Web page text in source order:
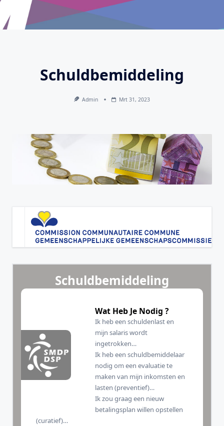
Schuldbemiddeling
Admin Mrt 31, 2023
Schuldbemiddeling
Wat Heb Je Nodig ?
Ik heb een schuldenlast en
mijn salaris wordt
ingetrokken…
Ik heb een schuldbemiddelaar
nodig om een evaluatie te
maken van mijn inkomsten en
lasten (preventief)…
Ik zou graag een nieuw
betalingsplan willen opstellen
(curatief)…